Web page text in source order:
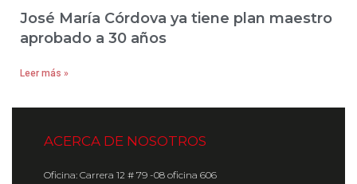
José María Córdova ya tiene plan maestro
aprobado a 30 años
Leer más »
ACERCA DE NOSOTROS
Oficina: Carrera 12 # 79 -08 oficina 606